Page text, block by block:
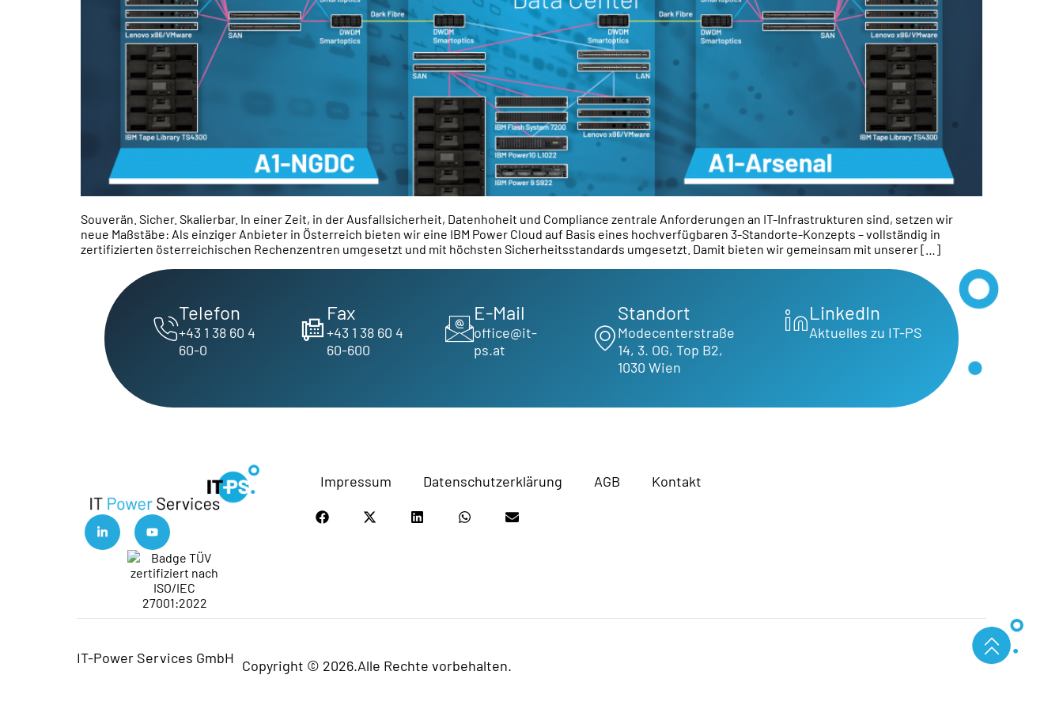
Souverän. Sicher. Skalierbar. In einer Zeit, in der Ausfallsicherheit, Datenhoheit und Compliance zentrale Anforderungen an IT-Infrastrukturen sind, setzen wir
neue Maßstäbe: Als einziger Anbieter in Österreich bieten wir eine IBM Power Cloud auf Basis eines hochverfügbaren 3-Standorte-Konzepts – vollständig in
zertifizierten österreichischen Rechenzentren umgesetzt und mit höchsten Sicherheitsstandards umgesetzt. Damit bieten wir gemeinsam mit unserer […]
Telefon
+43 1 38 60 4
60-0
Fax
+43 1 38 60 4
60-600
E-Mail
office@it-
ps.at
Standort
Modecenterstraße
14, 3. OG, Top B2,
1030 Wien
LinkedIn
Aktuelles zu IT-PS
Impressum Datenschutzerklärung AGB Kontakt
IT-Power Services GmbH Copyright © 2026.Alle Rechte vorbehalten.